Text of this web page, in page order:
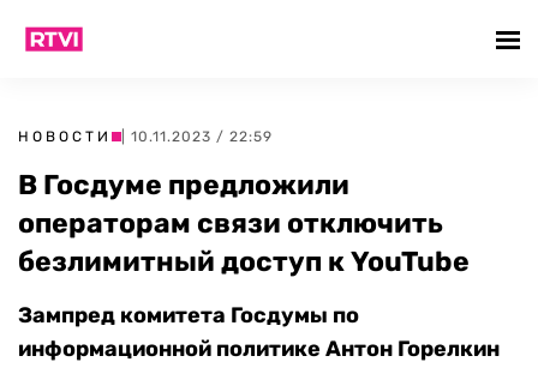
НОВОСТИ | 10.11.2023 / 22:59
В Госдуме предложили
операторам связи отключить
безлимитный доступ к YouTube
Зампред комитета Госдумы по
информационной политике Антон Горелкин